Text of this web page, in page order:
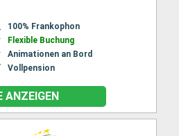
100% Frankophon
Flexible Buchung
Animationen an Bord
Vollpension
ANZEIGEN